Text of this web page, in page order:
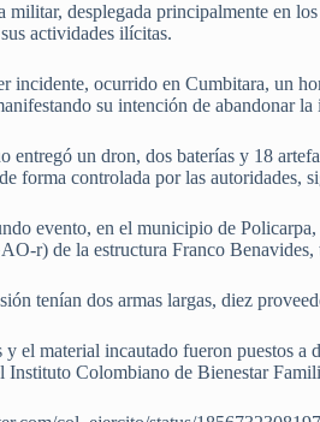
militar, desplegada principalmente en
actividades ilícitas.
incidente, ocurrido en Cumbitara, un
su intención de abandonar la
entregó un dron, dos baterías y 18
forma controlada por las autoridades,
evento, en el municipio de
r) de la estructura Franco Benavides,
tenían dos armas largas, diez
y el material incautado fueron puestos a
Instituto Colombiano de Bienestar